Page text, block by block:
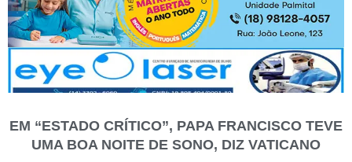
EM “ESTADO CRÍTICO”, PAPA FRANCISCO TEVE
UMA BOA NOITE DE SONO, DIZ VATICANO